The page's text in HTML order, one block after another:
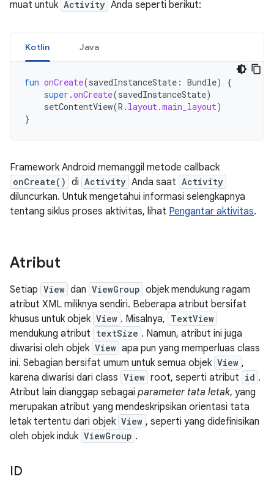
muat untuk Activity Anda seperti berikut:
Kotlin Java
fun onCreate(savedInstanceState : Bundle)
{
super .onCreate(savedInstanceState)
setContentView(R . layout.main_layout)
}
Framework Android memanggil metode callback
onCreate() di Activity Anda saat Activity
diluncurkan. Untuk mengetahui informasi selengkapnya
tentang siklus proses aktivitas, lihat Pengantar aktivitas.
Atribut
Setiap View dan ViewGroup objek mendukung ragam
atribut XML miliknya sendiri. Beberapa atribut bersifat
khusus untuk objek View . Misalnya, TextView
mendukung atribut textSize . Namun, atribut ini juga
diwarisi oleh objek View apa pun yang memperluas class
ini. Sebagian bersifat umum untuk semua objek View ,
karena diwarisi dari class View root, seperti atribut id .
Atribut lain dianggap sebagai parameter tata letak, yang
merupakan atribut yang mendeskripsikan orientasi tata
letak tertentu dari objek View , seperti yang didefinisikan
oleh objek induk ViewGroup .
ID